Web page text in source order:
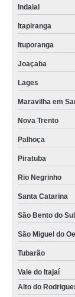
Indaial
Itapiranga
Ituporanga
Joaçaba
Lages
Maravilha em
Nova Trento
Palhoça
Piratuba
Rio Negrinho
Santa Catarina
São Bento do Sul
São Miguel do
Tubarão
Vale do Itajaí
Alto do